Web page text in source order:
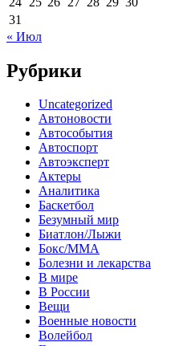
31
« Июл
Рубрики
Uncategorized
Автоновости
Автособытия
Автоспорт
Автоэксперт
Актеры
Аналитика
Баскетбол
Безумный мир
Биатлон/Лыжи
Бокс/MMA
Болезни и лекарства
В мире
В России
Вещи
Военные новости
Волейбол